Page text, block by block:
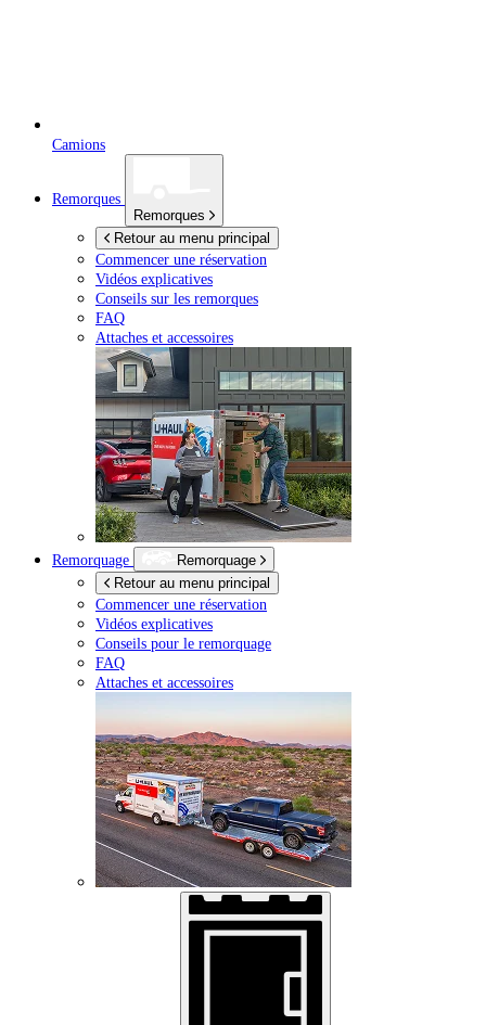
Camions
Remorques
Remorques
Retour au menu principal
Commencer une réservation
Vidéos explicatives
Conseils sur les remorques
FAQ
Attaches et accessoires
Remorquage
Remorquage
Retour au menu principal
Commencer une réservation
Vidéos explicatives
Conseils pour le remorquage
FAQ
Attaches et accessoires